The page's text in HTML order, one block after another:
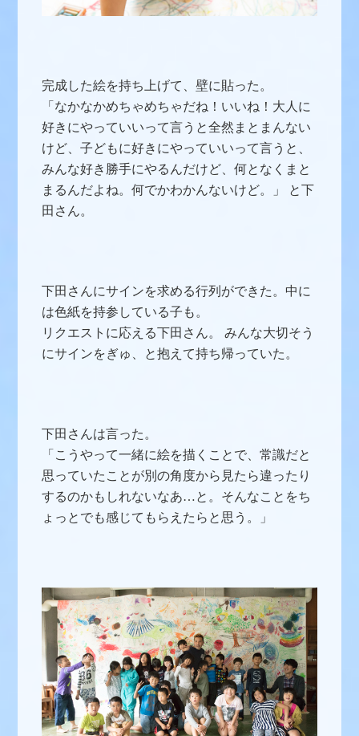
完成した絵を持ち上げて、壁に貼った。
「なかなかめちゃめちゃだね！いいね！大人に
好きにやっていいって言うと全然まとまんない
けど、子どもに好きにやっていいって言うと、
みんな好き勝手にやるんだけど、何となくまと
まるんだよね。何でかわかんないけど。」 と下
田さん。
下田さんにサインを求める行列ができた。中に
は色紙を持参している子も。
リクエストに応える下田さん。 みんな大切そう
にサインをぎゅ、と抱えて持ち帰っていた。
下田さんは言った。
「こうやって一緒に絵を描くことで、常識だと
思っていたことが別の角度から見たら違ったり
するのかもしれないなあ…と。そんなことをち
ょっとでも感じてもらえたらと思う。」